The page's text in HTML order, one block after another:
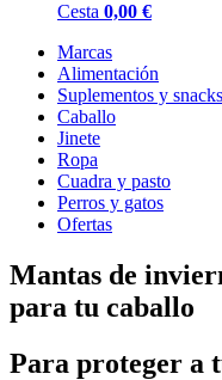
Cesta 0,00 €
Marcas
Alimentación
Suplementos y snacks
Caballo
Jinete
Ropa
Cuadra y pasto
Perros y gatos
Ofertas
Mantas de
para tu caballo
Para proteger a